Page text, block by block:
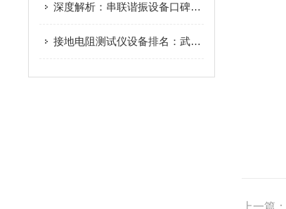
深度解析：串联谐振设备口碑排名背后的实力支撑
接地电阻测试仪设备排名：武汉特高压接地电阻测试仪为何备受瞩目？
上一篇：